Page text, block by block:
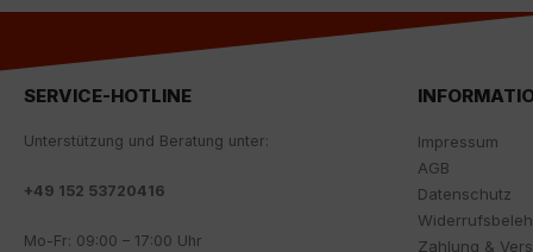
SERVICE-HOTLINE
Unterstützung und Beratung unter:
+49 152 53720416
Mo-Fr: 09:00 – 17:00 Uhr
Impressum
AGB
Datenschutz
Zahlung &